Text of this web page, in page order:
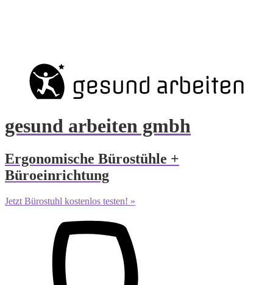
gesund arbeiten gmbh
Ergonomische Bürostühle +
Büroeinrichtung
Jetzt Bürostuhl kostenlos testen! »